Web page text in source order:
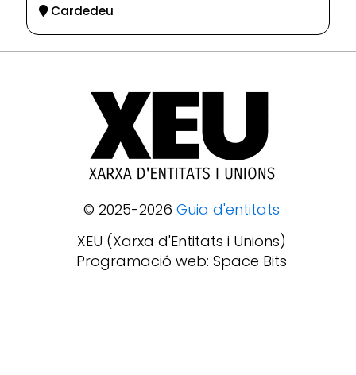
Cardedeu
© 2025-2026 Guia d'entitats
XEU (Xarxa d'Entitats i Unions)
Programació web: Space Bits